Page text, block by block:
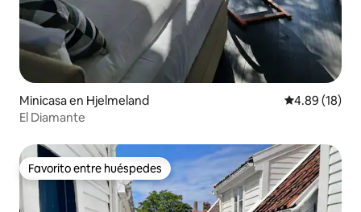
Minicasa en Hjelmeland Calificación
4.89 (18)
El Diamante
Favorito entre huéspedes
Favorito entre huéspedes